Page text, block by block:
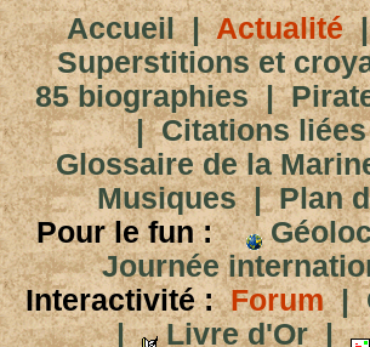
Accueil|Actualité
Superstitions et
85 biographies|
|Citations
Glossaire de la
Musiques|Plan
Pour le fun :
Journée
Interactivité : Forum|
|
Livre d'Or|